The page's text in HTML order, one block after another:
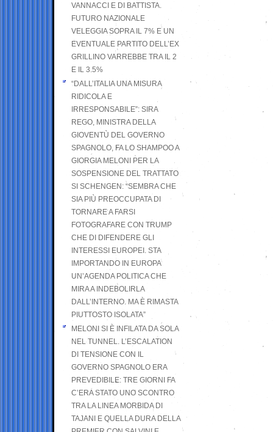
VANNACCI E DI BATTISTA.
FUTURO NAZIONALE
VELEGGIA SOPRA IL 7% E UN
EVENTUALE PARTITO DELL’EX
GRILLINO VARREBBE TRA IL 2
E IL 3.5%
“DALL’ITALIA UNA MISURA
RIDICOLA E
IRRESPONSABILE”: SIRA
REGO, MINISTRA DELLA
GIOVENTÙ DEL GOVERNO
SPAGNOLO, FA LO SHAMPOO A
GIORGIA MELONI PER LA
SOSPENSIONE DEL TRATTATO
SI SCHENGEN: “SEMBRA CHE
SIA PIÙ PREOCCUPATA DI
TORNARE A FARSI
FOTOGRAFARE CON TRUMP
CHE DI DIFENDERE GLI
INTERESSI EUROPEI. STA
IMPORTANDO IN EUROPA
UN’AGENDA POLITICA CHE
MIRA A INDEBOLIRLA
DALL’INTERNO. MA È RIMASTA
PIUTTOSTO ISOLATA”
MELONI SI È INFILATA DA SOLA
NEL TUNNEL. L’ESCALATION
DI TENSIONE CON IL
GOVERNO SPAGNOLO ERA
PREVEDIBILE: TRE GIORNI FA
C’ERA STATO UNO SCONTRO
TRA LA LINEA MORBIDA DI
TAJANI E QUELLA DURA DELLA